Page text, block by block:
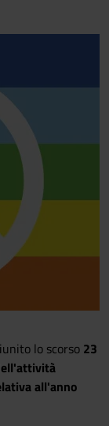
lo scorso 23
all'anno